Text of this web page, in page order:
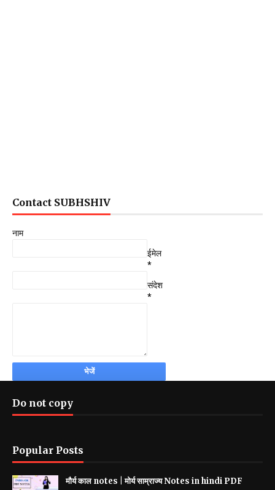
Contact SUBHSHIV
नाम
ईमेल
*
संदेश
*
Do not copy
Popular Posts
मौर्य काल notes | मोर्य साम्राज्य Notes in hindi PDF